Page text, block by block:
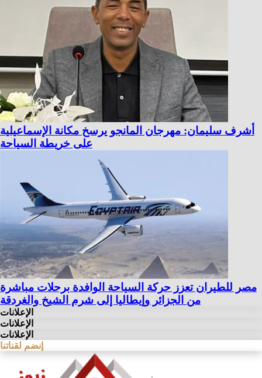
أشرف سليمان: مهرجان المانجو يرسخ مكانة الإسماعيلية
على خريطة السياحة
مصر للطيران تعزز حركة السياحة الوافدة برحلات مباشرة
من الجزائر وإيطاليا إلى شرم الشيخ والغردقة
الإعلانات
الإعلانات
الإعلانات
إنضم لقناتنا